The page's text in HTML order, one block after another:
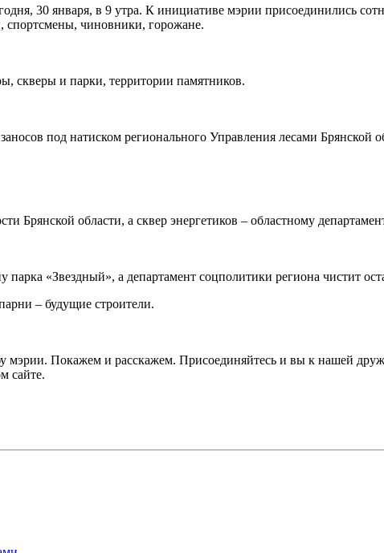
30 января, в 9 утра. К инициативе мэрии присоединились
спортсмены, чиновники, горожане.
скверы и парки, территории памятников.
под натиском регионального Управления лесами Брянской
Брянской области, а сквер энергетиков – областному
парка «Звездный», а департамент соцполитики региона чистит
– будущие строители.
мэрии. Покажем и расскажем. Присоединяйтесь и вы к нашей
сайте.